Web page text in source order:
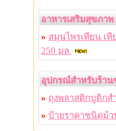
อาหารเสริมสุขภาพ
» สมุนไพรเทียน เ
250 มล.
อุปกรณ์สำหรับร้า
» ถุงพลาสติกบูติก
» ป้ายราคาชนิดม้